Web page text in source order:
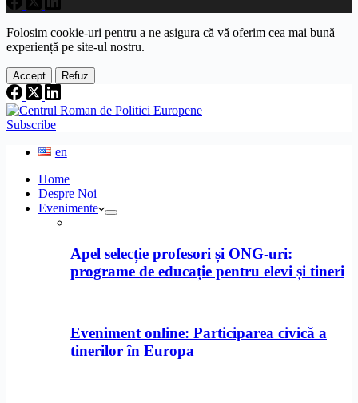
Folosim cookie-uri pentru a ne asigura că vă oferim cea mai bună
experiență pe site-ul nostru.
Accept Refuz
Subscribe
en
Home
Despre Noi
Evenimente
Apel selecție profesori și ONG-uri:
programe de educație pentru elevi și tineri
Eveniment online: Participarea civică a
tinerilor în Europa